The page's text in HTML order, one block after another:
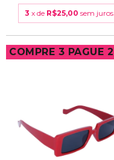
3 x de R$25,00 sem juros
COMPRE 3 PAGUE 2